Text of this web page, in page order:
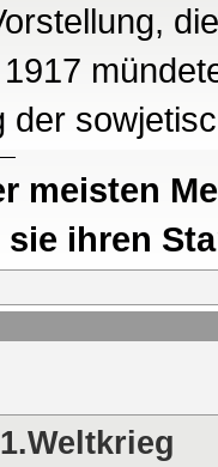
der
meisten
ihren